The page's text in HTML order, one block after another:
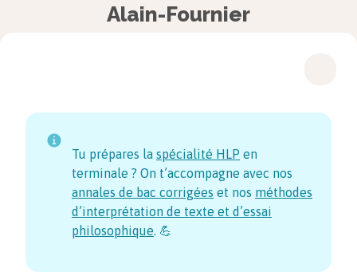
Alain-Fournier
Tu prépares la spécialité HLP en
terminale ? On t’accompagne avec nos
annales de bac corrigées et nos méthodes
d’interprétation de texte et d’essai
philosophique. 💪